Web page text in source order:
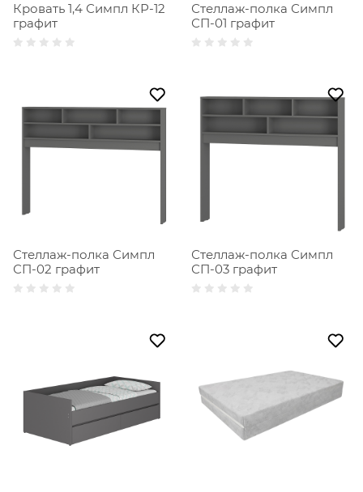
Кровать 1,4 Симпл КР-12
графит
Стеллаж-полка Симпл
СП-01 графит
Стеллаж-полка Симпл
СП-02 графит
Стеллаж-полка Симпл
СП-03 графит